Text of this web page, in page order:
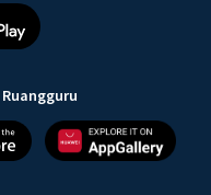
Ruangguru